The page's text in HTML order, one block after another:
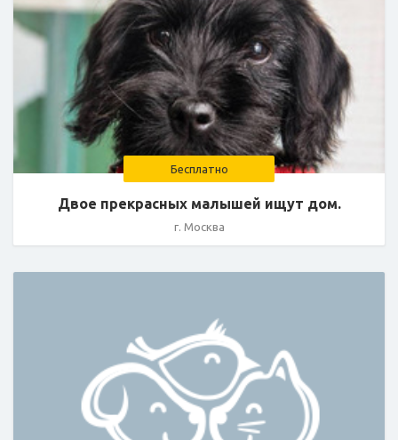
Бесплатно
Двое прекрасных малышей ищут дом.
г. Москва